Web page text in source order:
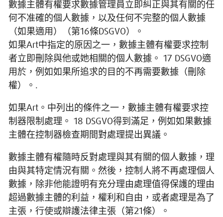
數據主體有權要求數據管理員立即糾正與其有關的任
何不准確的個人數據，以及任何不完整的個人數據
（如果適用）（第16條DSGVO）。
如果Art中指定的原因之一，數據主體有權要求控制
者立即刪除與他或她相關的個人數據。 17 DSGVO適
用於，例如如果所追求的目的不再需要數據（刪除
權）。.
如果Art。中列出的條件之一，數據主體有權要求控
制器限制處理。 18 DSGVO得到滿足，例如如果數據
主體在控制器檢查期間對處理提出異議。
數據主體有權隨時反對處理與其有關的個人數據，理
由與其特定情況有關。然後，控制人將不再處理個人
數據，除非他能證明有充分理由處理值得保護的理由
超過數據主體的利益，權利和自由，或者處理是為了
主張，行使或辯護法律主張（第21條）。